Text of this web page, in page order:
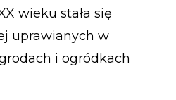
wieku stała się
uprawianych w
i ogródkach